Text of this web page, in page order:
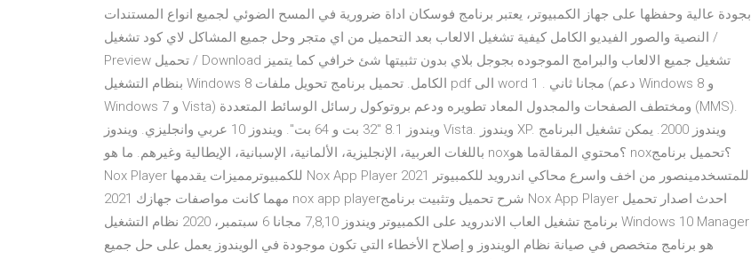
بجودة عالية وحفظها على جهاز الكمبيوتر، يعتبر برنامج فوسكان اداة ضرورية في المسح الضوئي لجميع انواع المستندات
النصية والصور الفيديو الكامل كيفية تشغيل الالعاب بعد التحميل من اي متجر وحل جميع المشاكل لاي كود تشغيل /
Preview تحميل / Download تشغيل جميع الالعاب والبرامج الموجوده بجوجل بلاي بدون تثبيتها شئ خرافي كما يتميز
بنظام التشغيل Windows 8 الكامل. تحميل برنامج تحويل ملفات pdf الى word مجانا ثاني . 1 (دعم Windows 8 و
Windows 7 و Vista) ومختطف الصفحات والمجدول المعاد تطويره ودعم بروتوكول رسائل الوسائط المتعددة (MMS).
ويندوز 8.1 "32 بت و 64 بت". ويندوز 10 عربي وانجليزي. ويندوز Vista. ويندوز XP. ويندوز 2000. يمكن تشغيل البرنامج
باللغات العربية، الإنجليزية، الألمانية، الإسبانية، الإيطالية وغيرهم. ما هو nox؟محتوي المقالةما هو nox؟تحميل برنامج
Nox Player للكمبيوترمميزات يقدمها Nox App Player 2021 للمتسخدمينصور من اخف واسرع محاكي اندرويد للكمبيوتر
مهما كانت مواصفات جهازك 2021 nox app playerشرح تحميل وتثبيت برنامج Nox App Player احدث اصدار تحميل
برنامج تشغيل العاب الاندرويد على الكمبيوتر ويندوز 7,8,10 مجانا 6 سبتمبر، 2020 نظام التشغيل Windows 10 Manager
ھو برنامج متخصص في صیانة نظام الويندوز و إصلاح الأخطاء التي تكون موجودة في الويندوز يعمل على حل جمیع